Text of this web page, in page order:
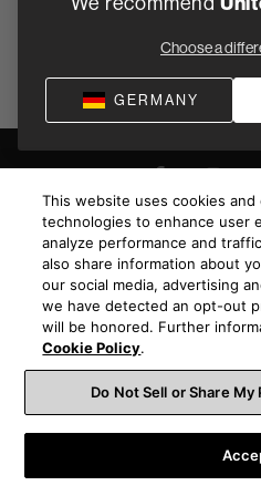
Bestellsupport
Produktsupport
Über Uns
Bleiben Sie auf dem
Werbeaktionen und Neuigkeiten
Choose a
GERMANY
This website uses cookies
technologies to enhance user
analyze performance and
also share information about
our social media, advertising
we have detected an opt-out
will be honored. Further
Cookie Policy.
Do Not Sell or Share